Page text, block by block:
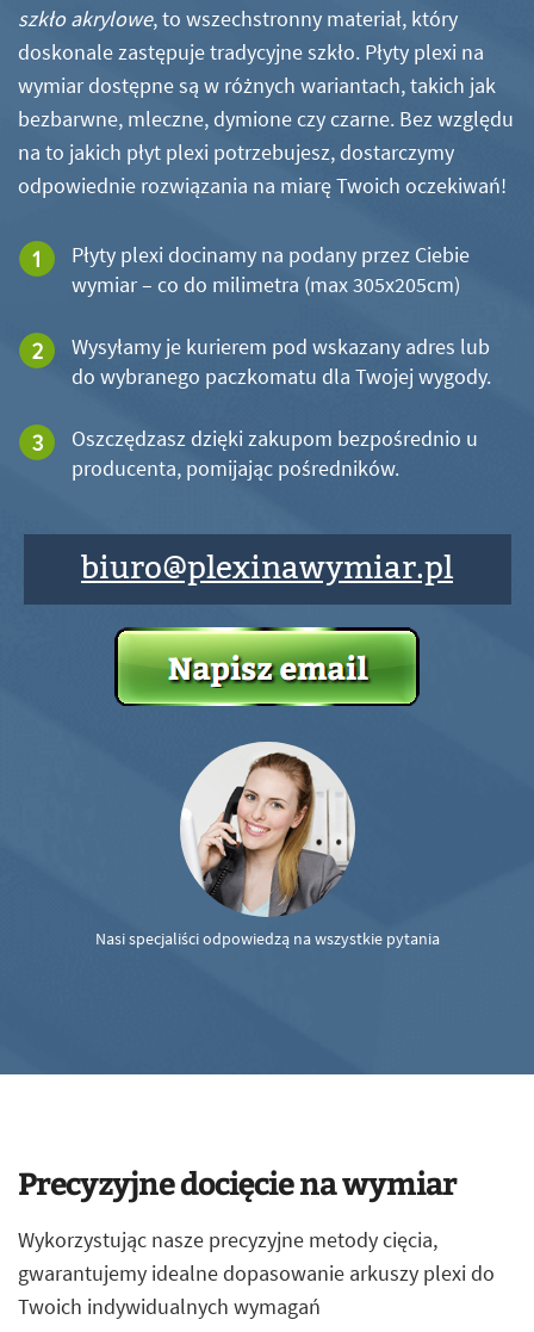
szkło akrylowe, to wszechstronny materiał, który
doskonale zastępuje tradycyjne szkło. Płyty plexi na
wymiar dostępne są w różnych wariantach, takich jak
bezbarwne, mleczne, dymione czy czarne. Bez względu
na to jakich płyt plexi potrzebujesz, dostarczymy
odpowiednie rozwiązania na miarę Twoich oczekiwań!
Płyty plexi docinamy na podany przez Ciebie
wymiar – co do milimetra (max 305x205cm)
Wysyłamy je kurierem pod wskazany adres lub
do wybranego paczkomatu dla Twojej wygody.
Oszczędzasz dzięki zakupom bezpośrednio u
producenta, pomijając pośredników.
biuro@plexinawymiar.pl
Nasi specjaliści odpowiedzą na wszystkie pytania
Precyzyjne docięcie na wymiar
Wykorzystując nasze precyzyjne metody cięcia,
gwarantujemy idealne dopasowanie arkuszy plexi do
Twoich indywidualnych wymagań